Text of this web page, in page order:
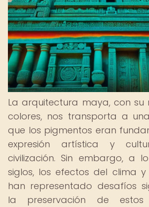
La arquitectura maya, con
colores, nos transporta a
que los pigmentos eran
expresión artística y
civilización. Sin embargo, a
siglos, los efectos del clima
han representado desafíos
la preservación de